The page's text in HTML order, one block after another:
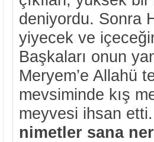
deniyordu. Sonra
yiyecek ve
Başkaları onun
Meryem’e Allahü
mevsiminde kış
meyvesi ihsan
nimetler sana